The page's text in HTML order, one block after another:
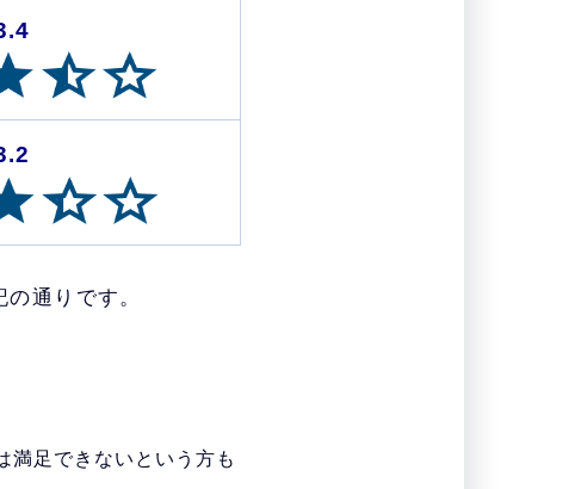
通りです。
満足できないという方も